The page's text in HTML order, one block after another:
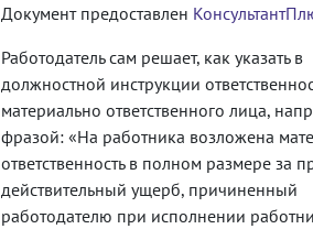
Документ предоставлен
Работодатель сам решает, как указать в
должностной инструкции
материально ответственного лица,
фразой: «На работника возложена
ответственность в полном размере за
действительный ущерб, причиненный
работодателю при исполнении